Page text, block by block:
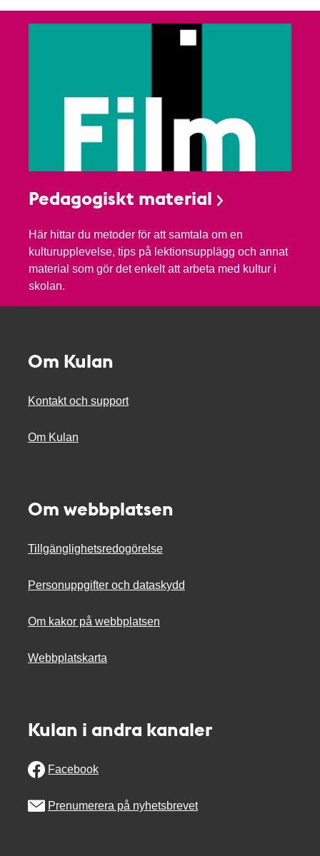
Pedagogiskt material
Här hittar du metoder för att samtala om en
kulturupplevelse, tips på lektionsupplägg och annat
material som gör det enkelt att arbeta med kultur i
skolan.
Om Kulan
Kontakt och support
Om Kulan
Om webbplatsen
Tillgänglighetsredogörelse
Personuppgifter och dataskydd
Om kakor på webbplatsen
Webbplatskarta
Kulan i andra kanaler
Facebook
Prenumerera på nyhetsbrevet